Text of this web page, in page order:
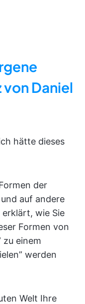
Daniel
hätte dieses
der
auf andere
wie Sie
Formen von
zu einem
werden
Welt Ihre